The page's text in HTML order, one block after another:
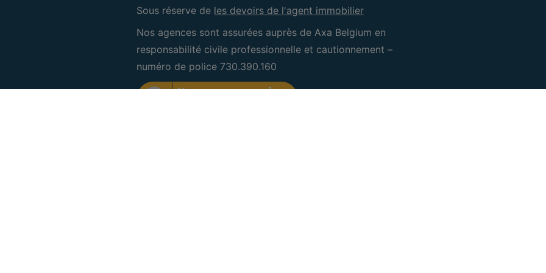
Sous réserve de les devoirs de l'agent immobilier
Nos agences sont assurées auprès de Axa Belgium en
responsabilité civile professionnelle et cautionnement –
numéro de police 730.390.160